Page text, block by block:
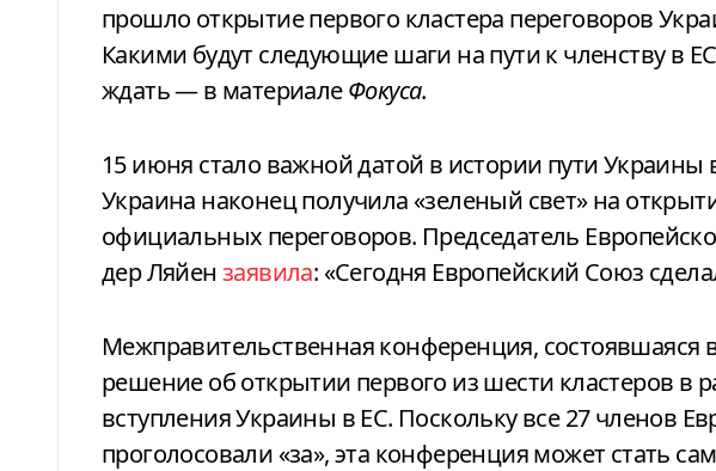
прошло открытие первого кластера переговоров
Какими будут следующие шаги на пути к членству в
ждать — в материалеФокуса.
15 июня стало важной датой в истории пути Украины в Европейский Союз.
Украина наконец получила «зеленый свет» на
официальных переговоров. Председатель
дер Ляйензаявила: «Сегодня Европейский Союз
Межправительственная конференция, состоявшаяся
решение об открытии первого из шести кластеров в
вступления Украины в ЕС. Поскольку все 27 членов
проголосовали «за», эта конференция может стать